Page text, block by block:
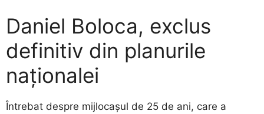
Daniel Boloca, exclus
definitiv din planurile
naționalei
Întrebat despre mijlocașul de 25 de ani, care a